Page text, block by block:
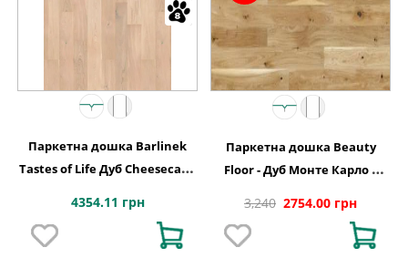
Паркетна дошка Barlinek
Tastes of Life Дуб Cheesecake
4354.11 грн
Паркетна дошка Beauty
Floor - Дуб Монте Карло 1
3,240 2754.00 грн